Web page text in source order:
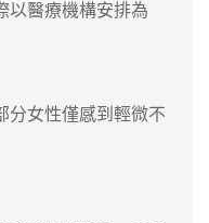
以醫療機構安排為
女性僅感到輕微不